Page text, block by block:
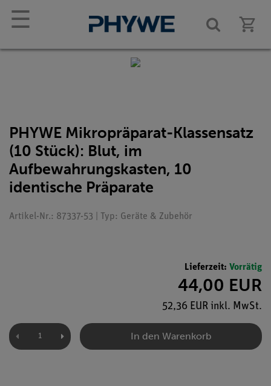
☰
PHYWE Mikropräparat-Klassensatz
(10 Stück): Blut, im
Aufbewahrungskasten, 10
identische Präparate
Artikel-Nr.: 87337-53 | Typ: Geräte & Zubehör
Lieferzeit: Vorrätig
44,00 EUR
52,36 EUR inkl. MwSt.
In den Warenkorb